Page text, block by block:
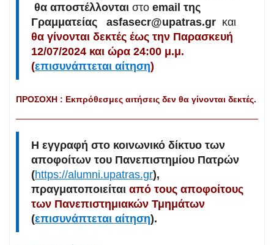
θα αποστέλλονται στο email της
Γραμματείας asfasecr@upatras.gr και
θα γίνονται δεκτές έως την Παρασκευή
12/07/2024 και ώρα 24:00 μ.μ.
(επισυνάπτεται αίτηση)
ΠΡΟΣΟΧΗ : Εκπρόθεσμες αιτήσεις δεν θα γίνονται δεκτές.
Η εγγραφή στο κοινωνικό δίκτυο των
αποφοίτων του Πανεπιστημίου Πατρών
(https://alumni.upatras.gr),
πραγματοποιείται από τους αποφοίτους
των Πανεπιστημιακών Τμημάτων
(επισυνάπτεται αίτηση).